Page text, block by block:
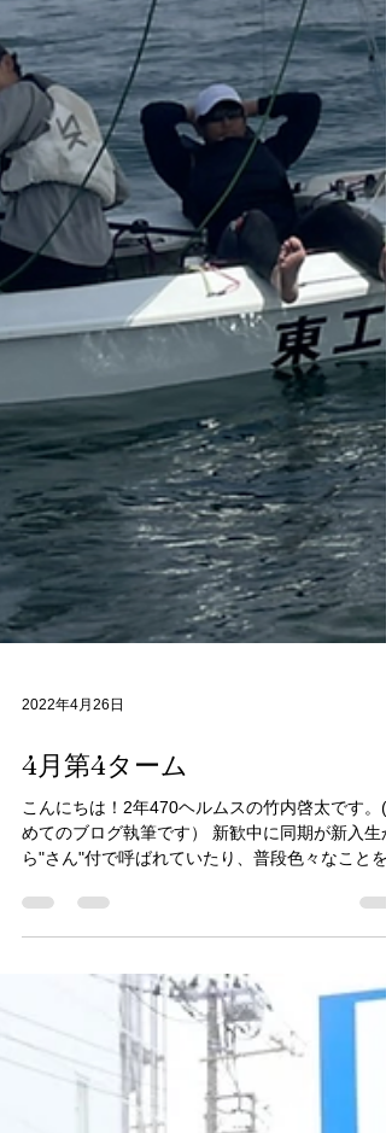
2022年4月26日
4月第4ターム
こんにちは！2年470ヘルムスの竹内啓太です。(
ら"さん"付で呼ばれていたり、普段色々なことを
えてもらっている立場の僕たちが新入生に陸練指
輩ができるのか～と感慨深く思う一方、気を引...